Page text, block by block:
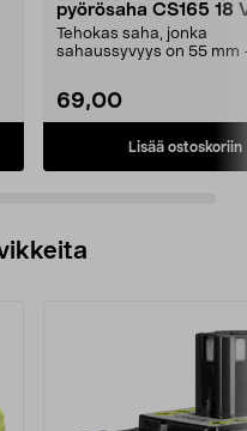
pyörösaha CS165 18
Tehokas saha, jonka
sahaussyvyys on 55 mm
69,00
Lisää ostoskoriin